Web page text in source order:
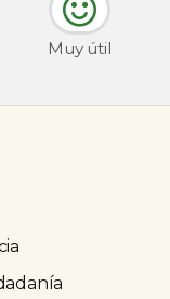
Muy útil